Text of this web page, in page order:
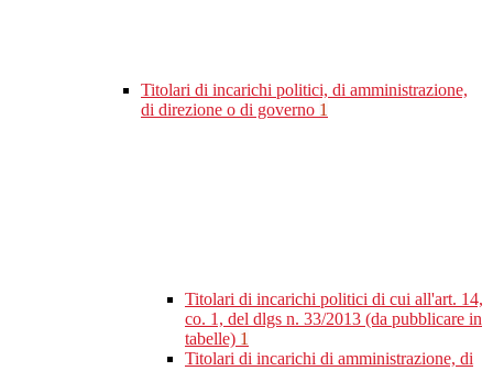
Titolari di incarichi politici, di amministrazione,
di direzione o di governo 1
Titolari di incarichi politici di cui all'art. 14,
co. 1, del dlgs n. 33/2013 (da pubblicare in
tabelle) 1
Titolari di incarichi di amministrazione, di